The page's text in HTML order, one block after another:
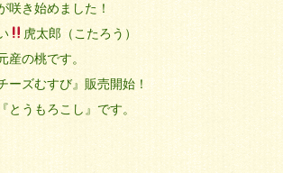
咲き始めました！
虎太郎（こたろう）
産の桃です。
ーズむすび』販売開始！
とうもろこし』です。